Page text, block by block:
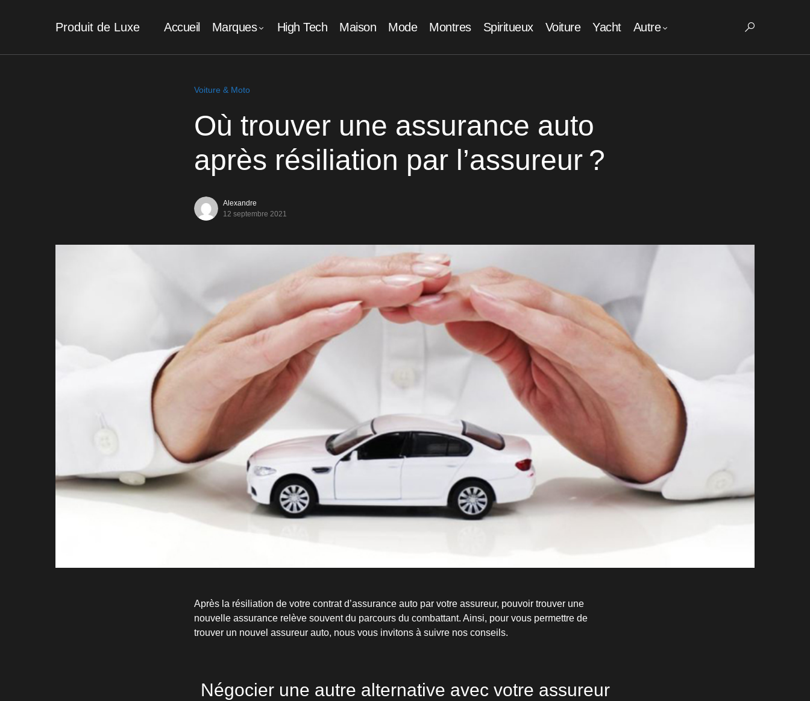
Produit de Luxe Accueil Marques High Tech Maison Mode Montres Spiritueux Voiture Yacht Autre
Voiture & Moto
Où trouver une assurance auto
après résiliation par l’assureur ?
Alexandre
12 septembre 2021
Après la résiliation de votre contrat d’assurance auto par votre assureur, pouvoir trouver une
nouvelle assurance relève souvent du parcours du combattant. Ainsi, pour vous permettre de
trouver un nouvel assureur auto, nous vous invitons à suivre nos conseils.
Négocier une autre alternative avec votre assureur